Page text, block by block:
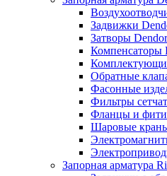
Задвижки
Затворы Dendor
Компенсаторы
Обратные
Фасонные
Фильтры
Фланцы и
Шаровые
Запорная арматура